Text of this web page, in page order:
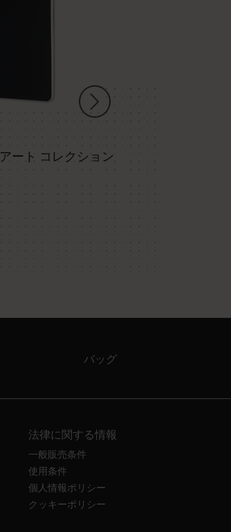
アート コレクション
バッグ
法律に関する情報
一般販売条件
使用条件
個人情報ポリシー
クッキーポリシー